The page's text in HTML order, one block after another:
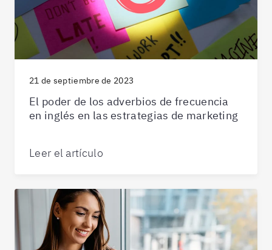
21 de septiembre de 2023
El poder de los adverbios de frecuencia
en inglés en las estrategias de marketing
Leer el artículo